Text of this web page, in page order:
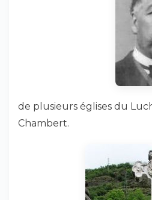
de plusieurs églises du
Chambert.